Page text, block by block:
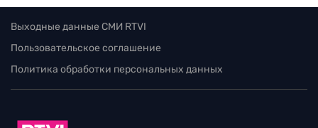
Выходные данные СМИ RTVI
Пользовательское соглашение
Политика обработки персональных данных